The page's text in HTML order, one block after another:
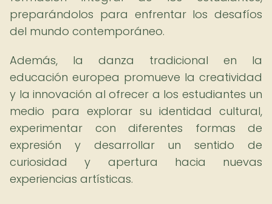
preparándolos para enfrentar los desafíos
del mundo contemporáneo.
Además, la danza tradicional en la
educación europea promueve la creatividad
y la innovación al ofrecer a los estudiantes un
medio para explorar su identidad cultural,
experimentar con diferentes formas de
expresión y desarrollar un sentido de
curiosidad y apertura hacia nuevas
experiencias artísticas.